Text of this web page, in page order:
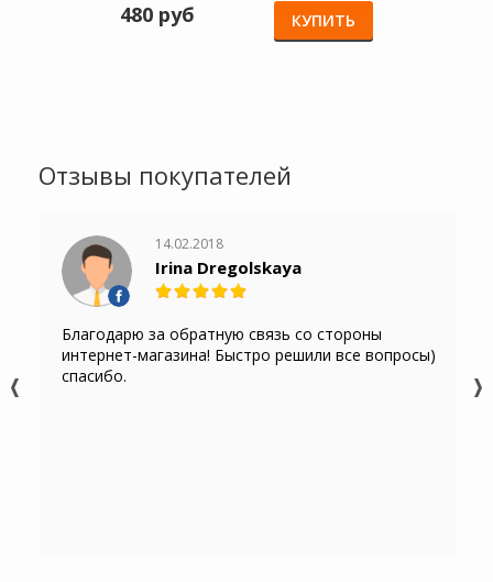
480 руб КУПИТЬ
Отзывы покупателей
14.02.2018
Irina Dregolskaya
Благодарю за обратную связь со стороны
интернет-магазина! Быстро решили все вопросы)
спасибо.